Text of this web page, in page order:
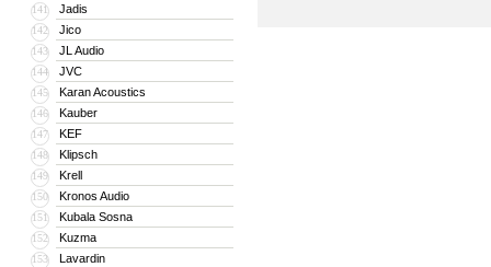
141 Jadis
142 Jico
143 JL Audio
144 JVC
145 Karan Acoustics
146 Kauber
147 KEF
148 Klipsch
149 Krell
150 Kronos Audio
151 Kubala Sosna
152 Kuzma
153 Lavardin